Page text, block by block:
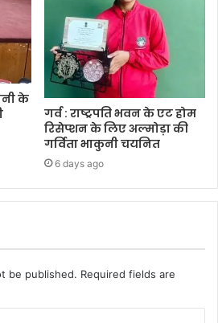
के
गर्व : राष्ट्रपति भवन के एट होम
रिसेप्शन के लिए अल्मोड़ा की
गर्विता भाकुनी चयनित
6 days ago
be published. Required fields are